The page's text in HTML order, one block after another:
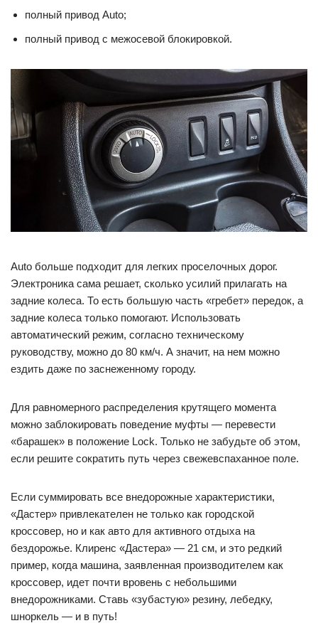
полный привод Auto;
полный привод с межосевой блокировкой.
Auto больше подходит для легких проселочных дорог.
Электроника сама решает, сколько усилий прилагать на
задние колеса. То есть большую часть «гребет» передок, а
задние колеса только помогают. Использовать
автоматический режим, согласно техническому
руководству, можно до 80 км/ч. А значит, на нем можно
ездить даже по заснеженному городу.
Для равномерного распределения крутящего момента
можно заблокировать поведение муфты — перевести
«барашек» в положение Lock. Только не забудьте об этом,
если решите сократить путь через свежевспаханное поле.
Если суммировать все внедорожные характеристики,
«Дастер» привлекателен не только как городской
кроссовер, но и как авто для активного отдыха на
бездорожье. Клиренс «Дастера» — 21 см, и это редкий
пример, когда машина, заявленная производителем как
кроссовер, идет почти вровень с небольшими
внедорожниками. Ставь «зубастую» резину, лебедку,
шноркель — и в путь!